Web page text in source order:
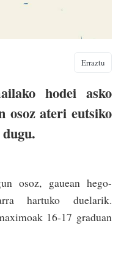
Erraztu
hodei asko
osoz ateri eutsiko
osoz, gauean hego-
hartuko duelarik.
16-17 graduan